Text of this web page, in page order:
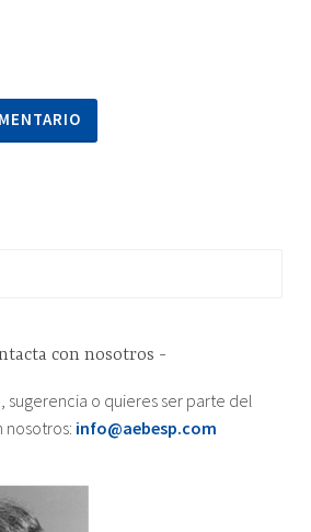
con nosotros
sugerencia o quieres ser parte del
info@aebesp.com